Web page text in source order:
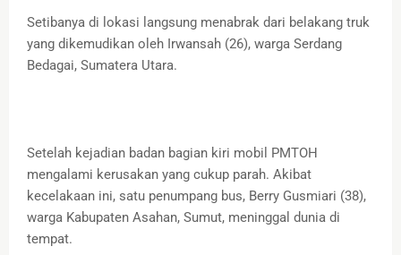
Setibanya di lokasi langsung menabrak dari belakang truk
yang dikemudikan oleh Irwansah (26), warga Serdang
Bedagai, Sumatera Utara.
Setelah kejadian badan bagian kiri mobil PMTOH
mengalami kerusakan yang cukup parah. Akibat
kecelakaan ini, satu penumpang bus, Berry Gusmiari (38),
warga Kabupaten Asahan, Sumut, meninggal dunia di
tempat.